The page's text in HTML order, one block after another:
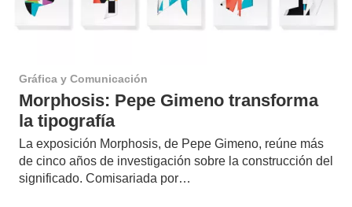
Gráfica y Comunicación
Morphosis: Pepe Gimeno transforma
la tipografía
La exposición Morphosis, de Pepe Gimeno, reúne más
de cinco años de investigación sobre la construcción del
significado. Comisariada por…